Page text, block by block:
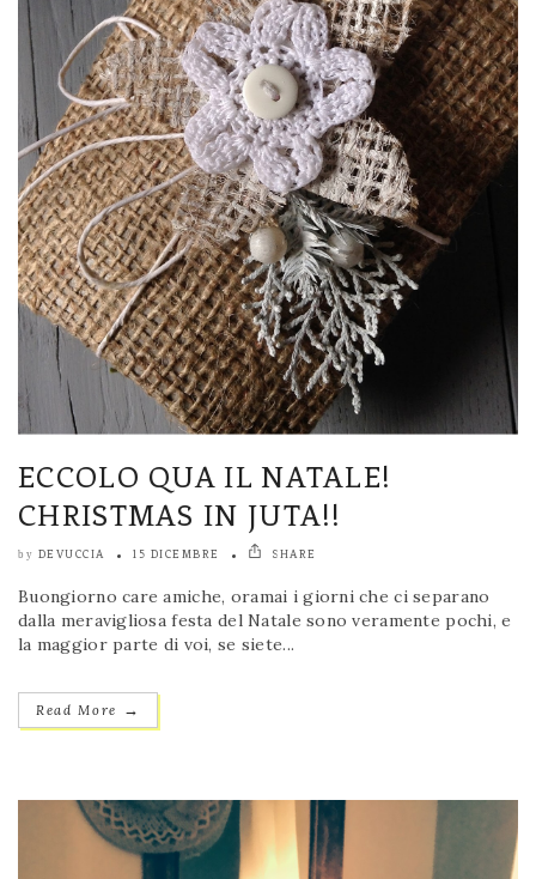
ECCOLO QUA IL NATALE!
CHRISTMAS IN JUTA!!
by DEVUCCIA 15 DICEMBRE SHARE
Buongiorno care amiche, oramai i giorni che ci separano
dalla meravigliosa festa del Natale sono veramente pochi, e
la maggior parte di voi, se siete...
Read More →